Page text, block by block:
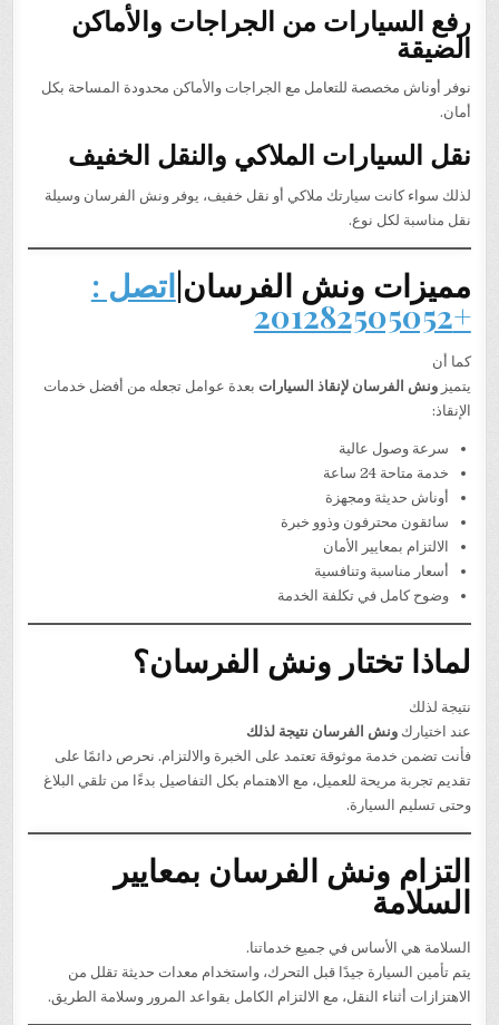
رفع السيارات من الجراجات والأماكن
الضيقة
نوفر أوناش مخصصة للتعامل مع الجراجات والأماكن محدودة المساحة بكل
أمان.
نقل السيارات الملاكي والنقل الخفيف
لذلك سواء كانت سيارتك ملاكي أو نقل خفيف، يوفر ونش الفرسان وسيلة
نقل مناسبة لكل نوع.
مميزات ونش الفرسان|اتصل :
+201282505052
كما أن
يتميزونش الفرسان لإنقاذ السيارات بعدة عوامل تجعله من أفضل خدمات
الإنقاذ:
سرعة وصول عالية
خدمة متاحة 24 ساعة
أوناش حديثة ومجهزة
سائقون محترفون وذوو خبرة
الالتزام بمعايير الأمان
أسعار مناسبة وتنافسية
وضوح كامل في تكلفة الخدمة
لماذا تختار ونش الفرسان؟
نتيجة لذلك
عند اختياركونش الفرسان نتيجة لذلك
فأنت تضمن خدمة موثوقة تعتمد على الخبرة والالتزام. نحرص دائمًا على
تقديم تجربة مريحة للعميل، مع الاهتمام بكل التفاصيل بدءًا من تلقي البلاغ
وحتى تسليم السيارة.
التزام ونش الفرسان بمعايير
السلامة
السلامة هي الأساس في جميع خدماتنا.
يتم تأمين السيارة جيدًا قبل التحرك، واستخدام معدات حديثة تقلل من
الاهتزازات أثناء النقل، مع الالتزام الكامل بقواعد المرور وسلامة الطريق.